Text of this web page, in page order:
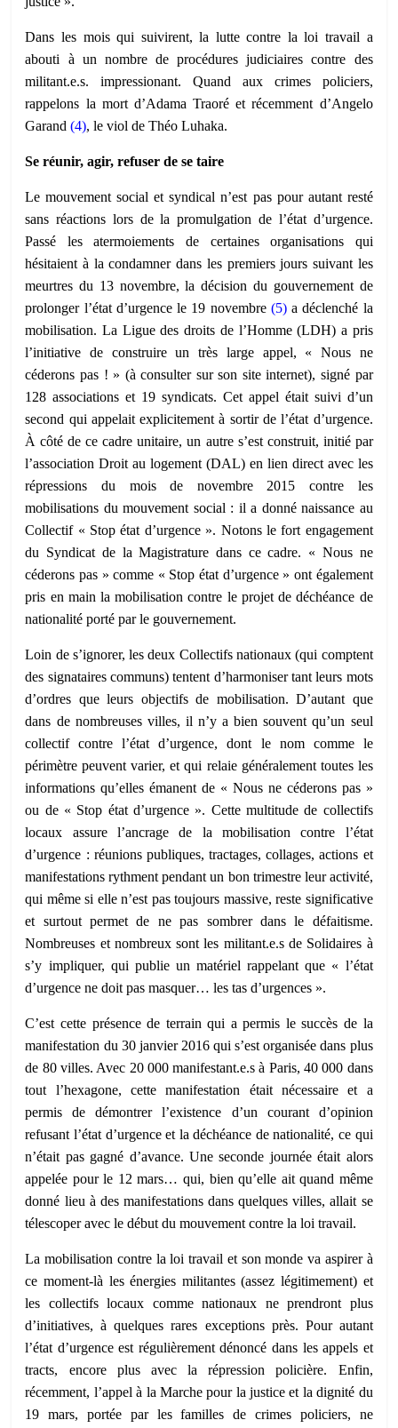
Dans les mois qui suivirent, la lutte contre la loi travail a
abouti à un nombre de procédures judiciaires contre des
militant.e.s. impressionant. Quand aux crimes policiers,
rappelons la mort d’Adama Traoré et récemment d’Angelo
Garand(4), le viol de Théo Luhaka.
Se réunir, agir, refuser de se taire
Le mouvement social et syndical n’est pas pour autant resté
sans réactions lors de la promulgation de l’état d’urgence.
Passé les atermoiements de certaines organisations qui
hésitaient à la condamner dans les premiers jours suivant les
meurtres du 13 novembre, la décision du gouvernement de
prolonger l’état d’urgence le 19 novembre (5)a déclenché la
mobilisation. La Ligue des droits de l’Homme (LDH) a pris
l’initiative de construire un très large appel, « Nous ne
céderons pas ! » (à consulter sur son site internet), signé par
128 associations et 19 syndicats. Cet appel était suivi d’un
second qui appelait explicitement à sortir de l’état d’urgence.
À côté de ce cadre unitaire, un autre s’est construit, initié par
l’association Droit au logement (DAL) en lien direct avec les
répressions du mois de novembre 2015 contre les
mobilisations du mouvement social : il a donné naissance au
Collectif « Stop état d’urgence ». Notons le fort engagement
du Syndicat de la Magistrature dans ce cadre. « Nous ne
céderons pas » comme « Stop état d’urgence » ont également
pris en main la mobilisation contre le projet de déchéance de
nationalité porté par le gouvernement.
Loin de s’ignorer, les deux Collectifs nationaux (qui comptent
des signataires communs) tentent d’harmoniser tant leurs mots
d’ordres que leurs objectifs de mobilisation. D’autant que
dans de nombreuses villes, il n’y a bien souvent qu’un seul
collectif contre l’état d’urgence, dont le nom comme le
périmètre peuvent varier, et qui relaie généralement toutes les
informations qu’elles émanent de « Nous ne céderons pas »
ou de « Stop état d’urgence ». Cette multitude de collectifs
locaux assure l’ancrage de la mobilisation contre l’état
d’urgence : réunions publiques, tractages, collages, actions et
manifestations rythment pendant un bon trimestre leur activité,
qui même si elle n’est pas toujours massive, reste significative
et surtout permet de ne pas sombrer dans le défaitisme.
Nombreuses et nombreux sont les militant.e.s de Solidaires à
s’y impliquer, qui publie un matériel rappelant que « l’état
d’urgence ne doit pas masquer… les tas d’urgences ».
C’est cette présence de terrain qui a permis le succès de la
manifestation du 30 janvier 2016 qui s’est organisée dans plus
de 80 villes. Avec 20 000 manifestant.e.s à Paris, 40 000 dans
tout l’hexagone, cette manifestation était nécessaire et a
permis de démontrer l’existence d’un courant d’opinion
refusant l’état d’urgence et la déchéance de nationalité, ce qui
n’était pas gagné d’avance. Une seconde journée était alors
appelée pour le 12 mars… qui, bien qu’elle ait quand même
donné lieu à des manifestations dans quelques villes, allait se
télescoper avec le début du mouvement contre la loi travail.
La mobilisation contre la loi travail et son monde va aspirer à
ce moment-là les énergies militantes (assez légitimement) et
les collectifs locaux comme nationaux ne prendront plus
d’initiatives, à quelques rares exceptions près. Pour autant
l’état d’urgence est régulièrement dénoncé dans les appels et
tracts, encore plus avec la répression policière. Enfin,
récemment, l’appel à la Marche pour la justice et la dignité du
19 mars, portée par les familles de crimes policiers, ne